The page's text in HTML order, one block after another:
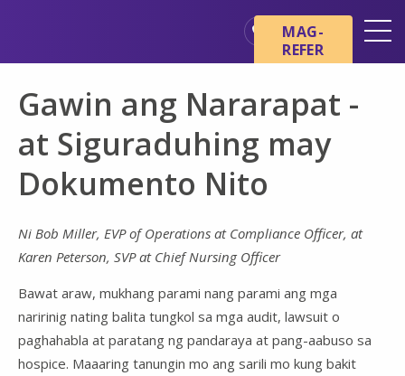
Mga Pangunahing Kaalaman
tungkol sa Hospice
Ang aming mga Serbisyo
Healthcare Professionals
Pamilya at Mga Tagapag-
alaga
MAG-
REFER
Gawin ang Nararapat -
at Siguraduhing may
Dokumento Nito
Ni Bob Miller, EVP of Operations at Compliance Officer, at
Karen Peterson, SVP at Chief Nursing Officer
Bawat araw, mukhang parami nang parami ang mga
naririnig nating balita tungkol sa mga audit, lawsuit o
paghahabla at paratang ng pandaraya at pang-aabuso sa
hospice. Maaaring tanungin mo ang sarili mo kung bakit